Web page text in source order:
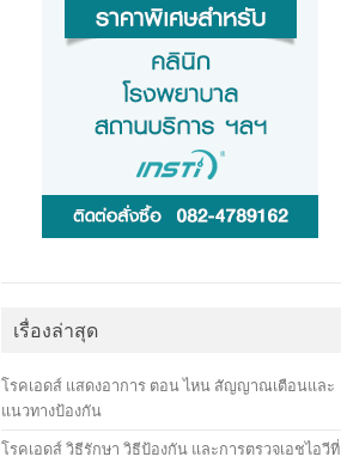
เรื่องล่าสุด
โรคเอดส์ แสดงอาการ ตอน ไหน สัญญาณเตือนและ
แนวทางป้องกัน
โรคเอดส์ วิธีรักษา วิธีป้องกัน และการตรวจเอชไอวีที่